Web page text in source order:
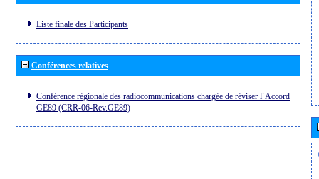
Liste finale des Participants
Conférences relatives
Conférence régionale des radiocommunications chargée de réviser l´Accord
GE89 (CRR-06-Rev.GE89)